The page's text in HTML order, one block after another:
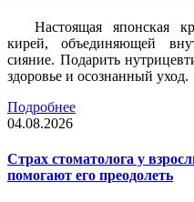
Настоящая японская
кирей, объединяющей
сияние. Подарить
здоровье и осознанный уход.
Подробнее
04.08.2026
Страх стоматолога у
помогают его преодолеть